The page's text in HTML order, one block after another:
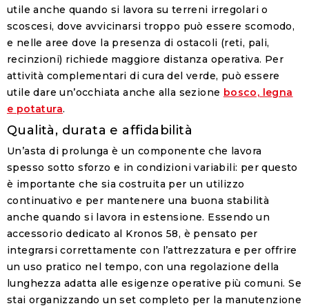
utile anche quando si lavora su terreni irregolari o
scoscesi, dove avvicinarsi troppo può essere scomodo,
e nelle aree dove la presenza di ostacoli (reti, pali,
recinzioni) richiede maggiore distanza operativa. Per
attività complementari di cura del verde, può essere
utile dare un’occhiata anche alla sezione bosco, legna
e potatura.
Qualità, durata e affidabilità
Un’asta di prolunga è un componente che lavora
spesso sotto sforzo e in condizioni variabili: per questo
è importante che sia costruita per un utilizzo
continuativo e per mantenere una buona stabilità
anche quando si lavora in estensione. Essendo un
accessorio dedicato al Kronos 58, è pensato per
integrarsi correttamente con l’attrezzatura e per offrire
un uso pratico nel tempo, con una regolazione della
lunghezza adatta alle esigenze operative più comuni. Se
stai organizzando un set completo per la manutenzione